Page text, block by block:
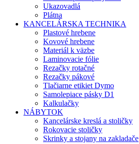
Ukazovadlá
Plátna
KANCELÁRSKA TECHNIKA
Plastové hrebene
Kovové hrebene
Materiál k väzbe
Laminovacie fólie
Rezačky rotačné
Rezačky pákové
Tlačiarne etikiet Dymo
Samolepiace pásky D1
Kalkulačky
NÁBYTOK
Kancelárske kreslá a stoličky
Rokovacie stoličky
Skrinky a stojany na zakladače